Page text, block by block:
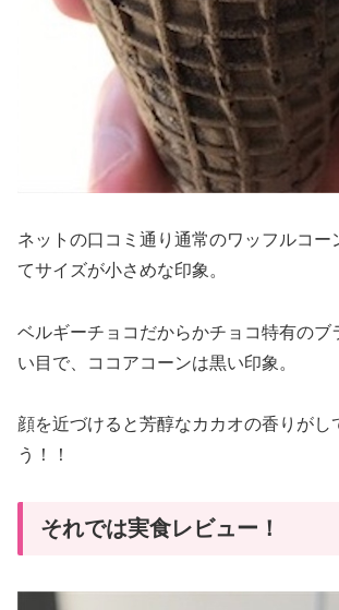
ネットの口コミ通り通常のワッフルコー
てサイズが小さめな印象。
ベルギーチョコだからかチョコ特有のブ
い目で、ココアコーンは黒い印象。
顔を近づけると芳醇なカカオの香りがし
う！！
それでは実食レビュー！